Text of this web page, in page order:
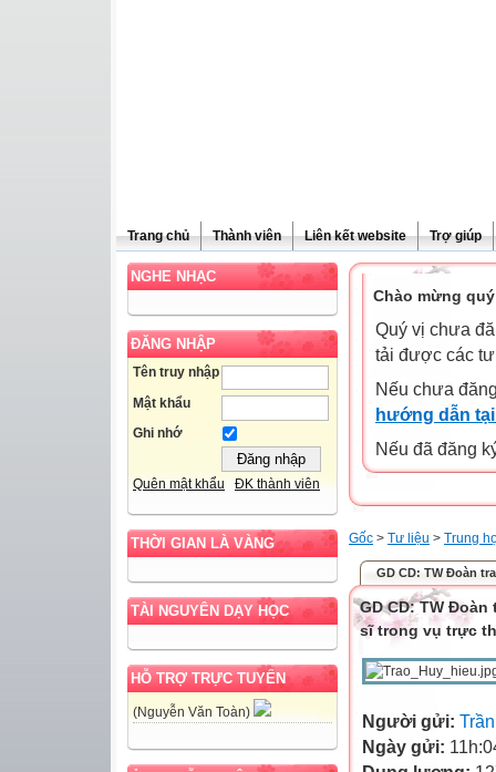
Trang chủ Thành viên Liên kết website Trợ giúp
NGHE NHẠC
ĐĂNG NHẬP
Tên truy nhập
Mật khẩu
Ghi nhớ
Quên mật khẩu ĐK thành viên
THỜI GIAN LÀ VÀNG
TÀI NGUYÊN DẠY HỌC
HỖ TRỢ TRỰC TUYẾN
(Nguyễn Văn Toàn)
Chào mừng
Quý vị chưa
tải được các
Nếu chưa
hướng dẫn
Nếu đã đăng
Gốc > Tư liệu > Trung
GD CD: TW Đoàn
GD CD: TW
sĩ trong vụ trực
Người gửi:
Ngày gửi: